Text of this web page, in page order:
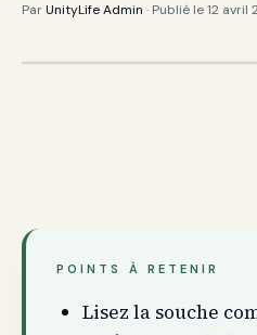
ParUnityLife Admin · Publié le12 avril
POINTS À RETENIR
Lisez la souche